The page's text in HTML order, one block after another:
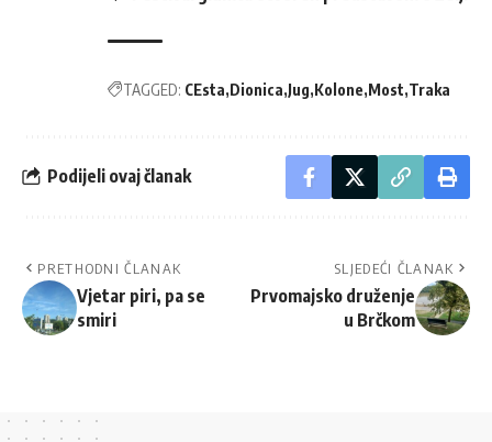
TAGGED: CEsta Dionica Jug Kolone Most Traka
Podijeli ovaj članak
PRETHODNI ČLANAK
Vjetar piri, pa se
smiri
SLJEDEĆI ČLANAK
Prvomajsko druženje
u Brčkom